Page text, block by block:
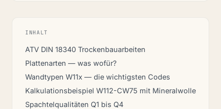
INHALT
ATV DIN 18340 Trockenbauarbeiten
Plattenarten — was wofür?
Wandtypen W11x — die wichtigsten Codes
Kalkulationsbeispiel W112-CW75 mit Mineralwolle
Spachtelqualitäten Q1 bis Q4